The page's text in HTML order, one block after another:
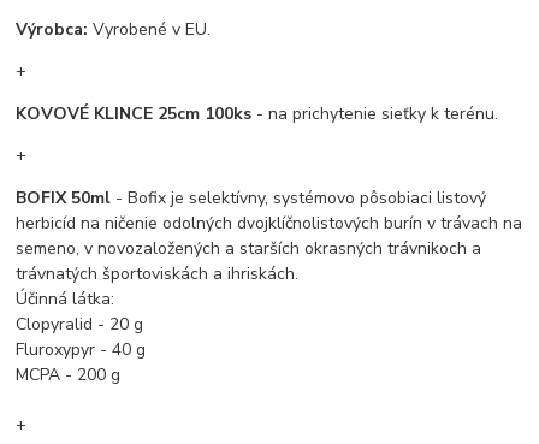
Výrobca: Vyrobené v EU.
+
KOVOVÉ KLINCE 25cm 100ks - na prichytenie sieťky k terénu.
+
BOFIX 50ml - Bofix je selektívny, systémovo pôsobiaci listový
herbicíd na ničenie odolných dvojklíčnolistových burín v trávach na
semeno, v novozaložených a starších okrasných trávnikoch a
trávnatých športoviskách a ihriskách.
Účinná látka:
Clopyralid - 20 g
Fluroxypyr - 40 g
MCPA - 200 g
+